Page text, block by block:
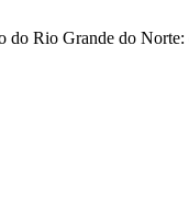
Rio Grande do